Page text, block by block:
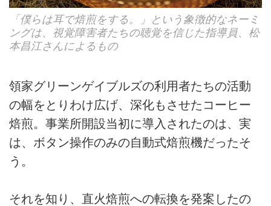
「僕らは耳で焙煎をする。」という象徴的なネーミ
ングは、視覚障害者たちの聴覚を信じた指導員、松
本昌江さんによるもの
領家グリーンゲイブルズの利用者たちの活動
の幅をとりわけ広げ、深化もさせたコーヒー
焙煎。事業所開設当初に導入されたのは、実
は、ボタン操作のみの自動式焙煎機だったそ
う。
それを知り、直火焙煎への転換を発案したの